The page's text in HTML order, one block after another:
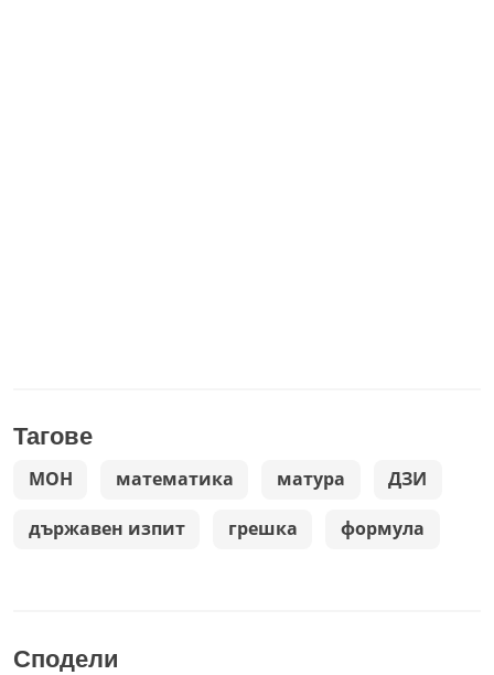
Тагове
МОН математика матура ДЗИ
държавен изпит грешка формула
Сподели